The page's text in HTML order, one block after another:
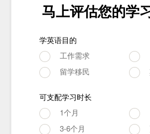
马上评估您的学
学英语目的
工作需求
留学移民
可支配学习时长
1个月
3-6个月